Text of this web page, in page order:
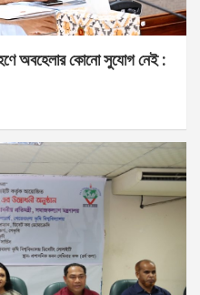
অবহেলার কোনো সুযোগ নেই :